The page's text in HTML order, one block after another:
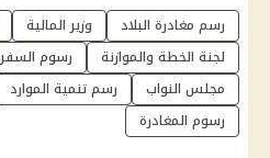
رسم مغادرة البلاد وزير المالية
لجنة الخطة والموازنة
رسوم السفر
مجلس النواب
رسم تنمية الموارد
رسوم المغادرة